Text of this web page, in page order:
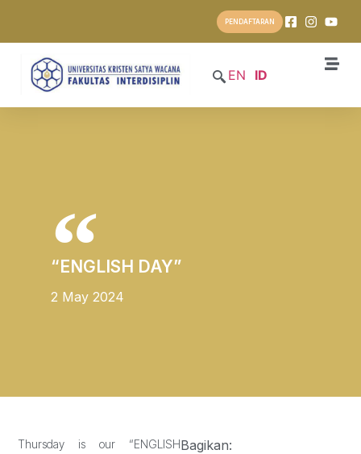
PENDAFTARAN
EN ID
“ENGLISH DAY”
2 May 2024
Thursday is our “ENGLISHBagikan: